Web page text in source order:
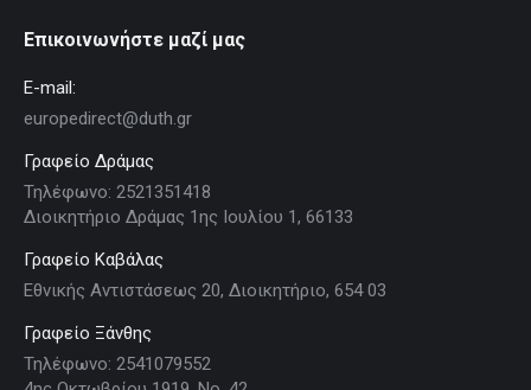
Επικοινωνήστε μαζί μας
E-mail:
europedirect@duth.gr
Γραφείο Δράμας
Τηλέφωνο: 2521351418
Διοικητήριο Δράμας 1ης Ιουλίου 1, 66133
Γραφείο Καβάλας
Εθνικής Αντιστάσεως 20, Διοικητήριο, 654 03
Γραφείο Ξάνθης
Τηλέφωνο: 2541079552